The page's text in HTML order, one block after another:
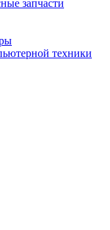
запчасти
техники